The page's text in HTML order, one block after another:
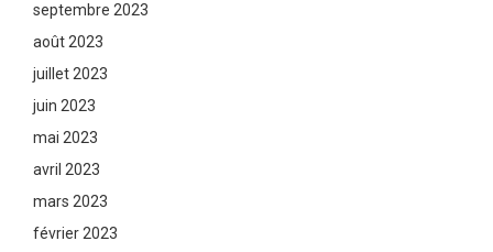
septembre 2023
août 2023
juillet 2023
juin 2023
mai 2023
avril 2023
mars 2023
février 2023